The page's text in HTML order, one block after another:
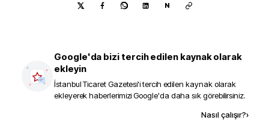
N
Google'da bizi tercih edilen kaynak olarak
ekleyin
İstanbul Ticaret Gazetesi'i tercih edilen kaynak olarak
ekleyerek haberlerimizi Google'da daha sık görebilirsiniz.
Nasıl çalışır?›